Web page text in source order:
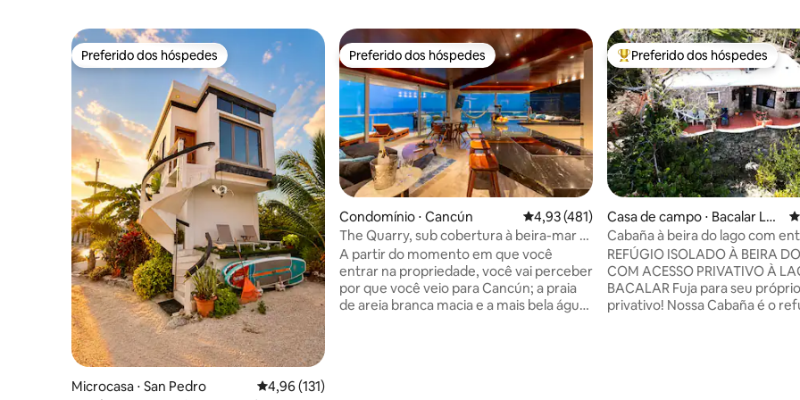
Preferido dos hóspedes
Preferido dos hóspedes
Microcasa ⋅ San Pedro 4,96 de uma avaliação média de 5, 131 avaliações
4,96 (131)
Preferido dos hóspedes
Preferido dos hóspedes
Condomínio ⋅ Cancún 4,93 de uma avaliação média de 5, 481
4,93 (481)
The Quarry, sub cobertura à beira-mar a
150 metros dos clubes
A partir do momento em que você
entrar na propriedade, você vai perceber
por que você veio para Cancún; a praia
de areia branca macia e a mais bela água
Entre os melhores preferidos
Preferido dos hóspedes
Casa de campo ⋅ Bacalar Lag
oon
Cabaña à beira do lago com
privativa de 4 degraus para o
REFÚGIO ISOLADO À BEIRA
COM ACESSO PRIVATIVO À
BACALAR Fuja para seu próprio oásis
privativo! Nossa Cabaña é o